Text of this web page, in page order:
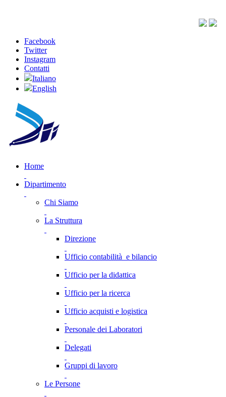
Facebook
Twitter
Instagram
Contatti
Italiano
English
Home
Dipartimento
Chi Siamo
La Struttura
Direzione
Ufficio contabilità e bilancio
Ufficio per la didattica
Ufficio per la ricerca
Ufficio acquisti e logistica
Personale dei Laboratori
Delegati
Gruppi di lavoro
Le Persone